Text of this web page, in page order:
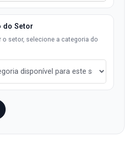
do Setor
o setor, selecione a categoria do